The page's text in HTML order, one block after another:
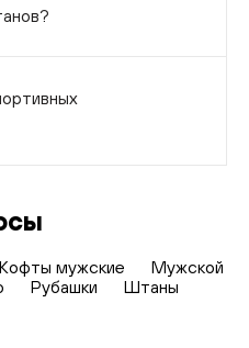
Кофты мужские
Мужской
Рубашки
Штаны